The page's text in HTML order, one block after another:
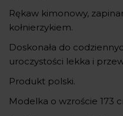
Rękaw kimonowy,
kołnierzykiem.
Doskonała do
uroczystości lekka i
Produkt polski.
Modelka o wzroście 173